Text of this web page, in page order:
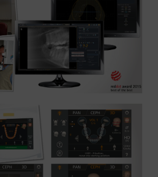
UX und UI Design – Branche
und Icons- Branche Medizin
...